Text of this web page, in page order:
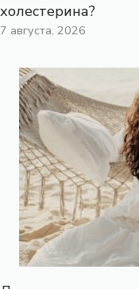
холестерина?
7 августа, 2026